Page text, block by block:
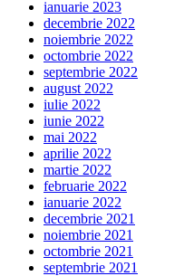
ianuarie 2023
decembrie 2022
noiembrie 2022
octombrie 2022
septembrie 2022
august 2022
iulie 2022
iunie 2022
mai 2022
aprilie 2022
martie 2022
februarie 2022
ianuarie 2022
decembrie 2021
noiembrie 2021
octombrie 2021
septembrie 2021